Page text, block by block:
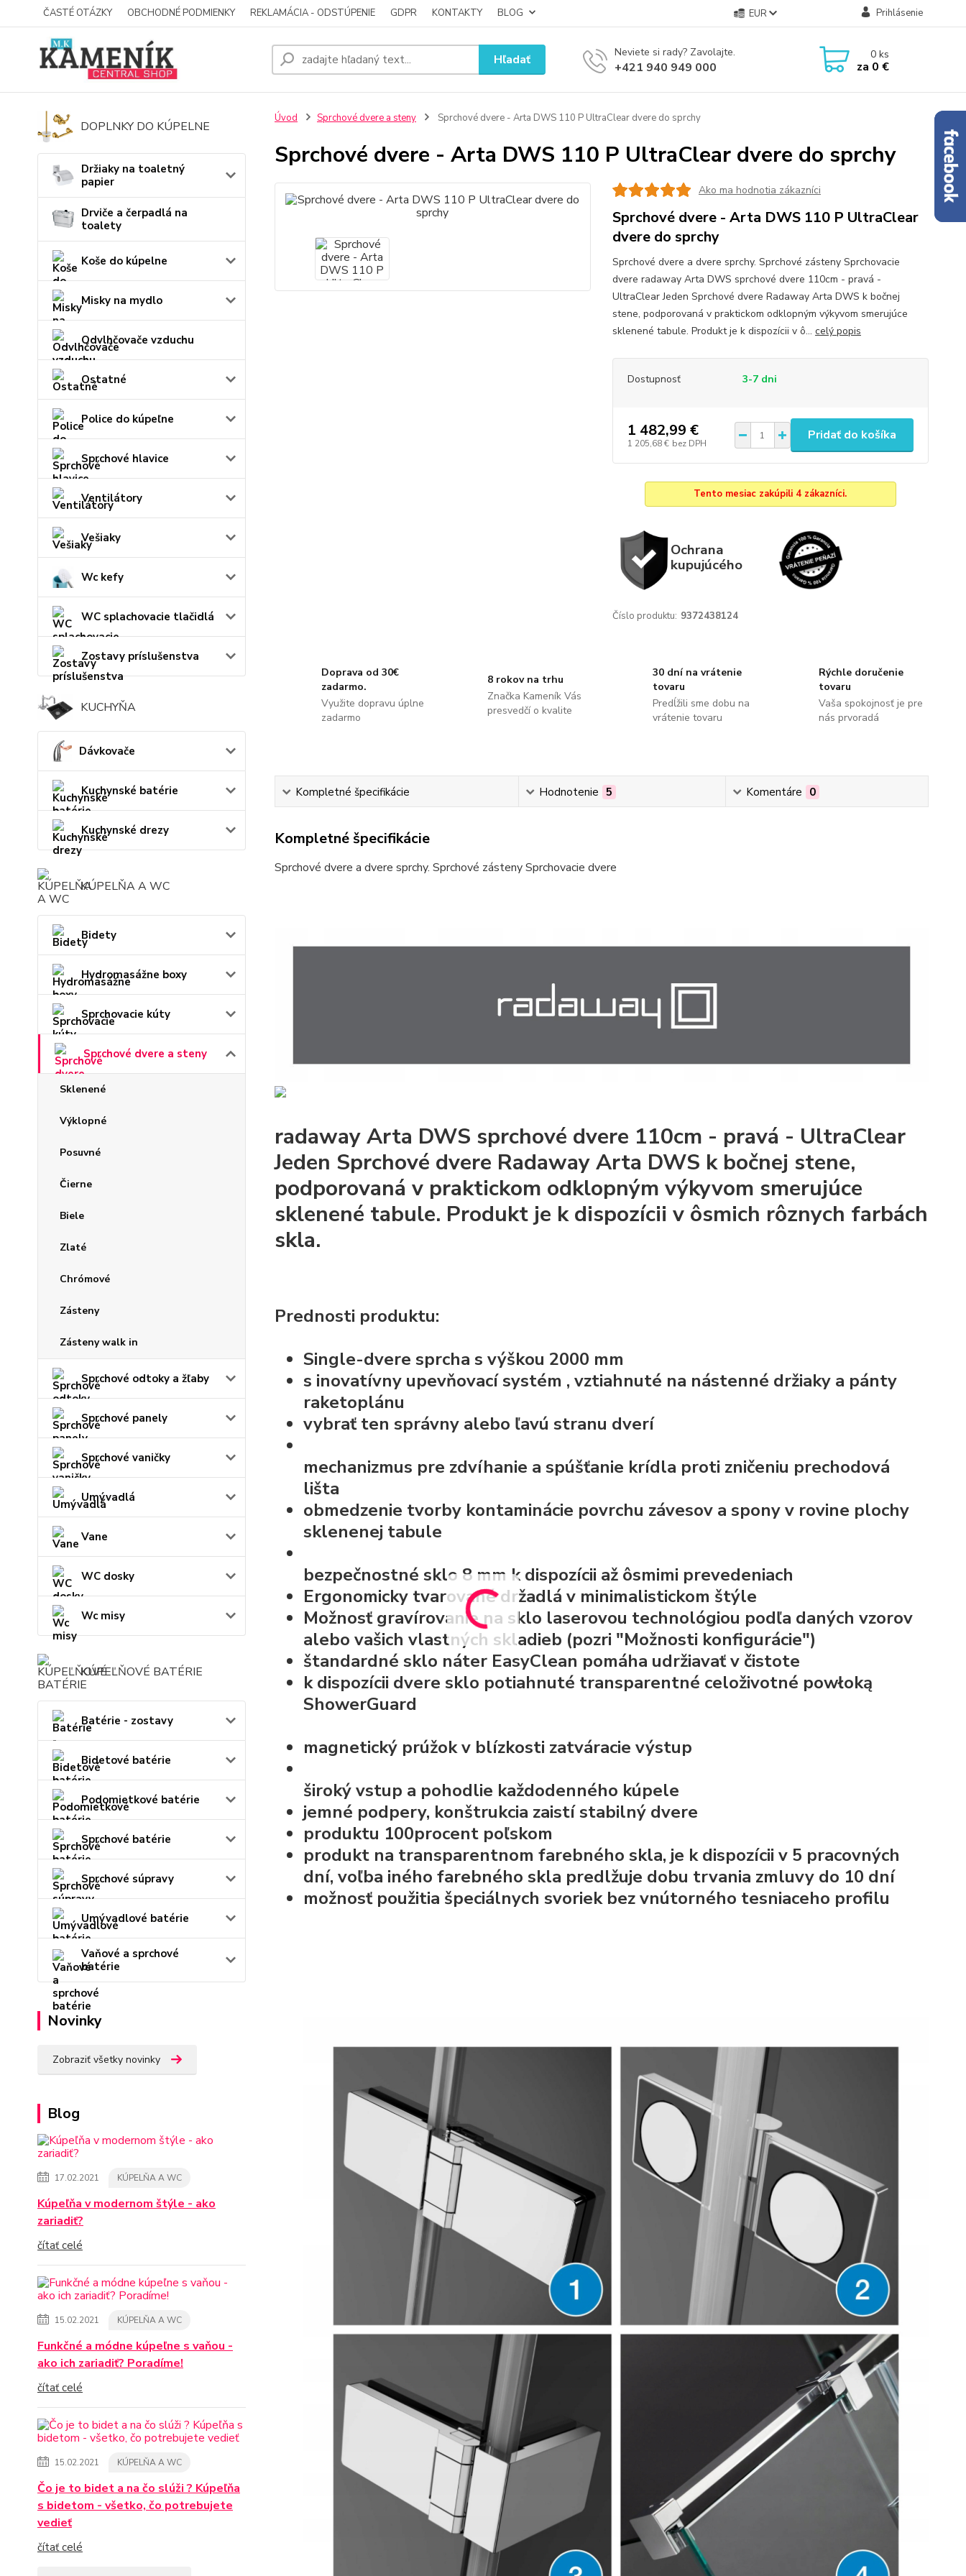
ČASTÉ OTÁZKY OBCHODNÉ PODMIENKY REKLAMÁCIA - ODSTÚPENIE GDPR KONTAKTY BLOG EUR Prihlásenie
Hľadať Neviete si rady? Zavolajte.
+421 940 949 000
0ks
za 0 €
DOPLNKY DO KÚPELNE
Držiaky na toaletný
papier
Drviče a čerpadlá na
toalety
Koše do kúpelne
Misky na mydlo
Odvlhčovače vzduchu
Ostatné
Police do kúpeľne
Sprchové hlavice
Ventilátory
Vešiaky
Wc kefy
WC splachovacie tlačidlá
Zostavy príslušenstva
KUCHYŇA
Dávkovače
Kuchynské batérie
Kuchynské drezy
KÚPELŇA A WC
Bidety
Hydromasážne boxy
Sprchovacie kúty
Sprchové dvere a steny
Sklenené
Výklopné
Posuvné
Čierne
Biele
Zlaté
Chrómové
Zásteny
Zásteny walk in
Sprchové odtoky a žľaby
Sprchové panely
Sprchové vaničky
Umývadlá
Vane
WC dosky
Wc misy
KÚPEĽŇOVÉ BATÉRIE
Batérie - zostavy
Bidetové batérie
Podomietkové batérie
Sprchové batérie
Sprchové súpravy
Umývadlové batérie
Vaňové a sprchové
batérie
Novinky
Zobraziť všetky novinky
Blog
17.02.2021 KÚPELŇA A WC
Kúpeľňa v modernom štýle - ako
zariadiť?
čítať celé
15.02.2021 KÚPELŇA A WC
Funkčné a módne kúpeľne s vaňou -
ako ich zariadiť? Poradíme!
čítať celé
15.02.2021 KÚPELŇA A WC
Čo je to bidet a na čo slúži ? Kúpeľňa
s bidetom - všetko, čo potrebujete
vedieť
čítať celé
Úvod Sprchové dvere a steny Sprchové dvere - Arta DWS 110 P UltraClear dvere do sprchy
Sprchové dvere - Arta DWS 110 P UltraClear dvere do sprchy
Ako ma hodnotia zákazníci
Sprchové dvere - Arta DWS 110 P UltraClear
dvere do sprchy
Sprchové dvere a dvere sprchy. Sprchové zásteny Sprchovacie
dvere radaway Arta DWS sprchové dvere 110cm - pravá -
UltraClear Jeden Sprchové dvere Radaway Arta DWS k bočnej
stene, podporovaná v praktickom odklopným výkyvom smerujúce
sklenené tabule. Produkt je k dispozícii v ô... celý popis
Dostupnosť 3-7 dni
1 482,99 €
1 205,68 € bez DPH
Pridať do košíka
Tento mesiac zakúpili 4 zákazníci.
Ochrana
kupujúcého
Číslo produktu: 9372438124
Doprava od 30€
zadarmo.
Využite dopravu úplne
zadarmo
8 rokov na trhu
Značka Kameník Vás
presvedčí o kvalite
30 dní na vrátenie
tovaru
Predĺžili sme dobu na
vrátenie tovaru
Rýchle doručenie
tovaru
Vaša spokojnosť je pre
nás prvoradá
Kompletné špecifikácie Hodnotenie 5 Komentáre 0
Kompletné špecifikácie
Sprchové dvere a dvere sprchy. Sprchové zásteny Sprchovacie dvere
radaway Arta DWS sprchové dvere 110cm - pravá - UltraClear
Jeden Sprchové dvere Radaway Arta DWS k bočnej stene,
podporovaná v praktickom odklopným výkyvom smerujúce
sklenené tabule. Produkt je k dispozícii v ôsmich rôznych farbách
skla.
Prednosti produktu:
Single-dvere sprcha s výškou 2000 mm
s inovatívny upevňovací systém , vztiahnuté na nástenné držiaky a pánty
raketoplánu
vybrať ten správny alebo ľavú stranu dverí
mechanizmus pre zdvíhanie a spúšťanie krídla proti zničeniu prechodová
lišta
obmedzenie tvorby kontaminácie povrchu závesov a spony v rovine plochy
sklenenej tabule
bezpečnostné sklo 8 mm k dispozícii až ôsmimi prevedeniach
Ergonomicky tvarované držadlá v minimalistickom štýle
Možnosťgravírovanie na sklo laserovou technológiou podľa daných vzorov
alebo vašich vlastných skladieb (pozri "Možnosti konfigurácie")
štandardné sklo náter EasyClean pomáha udržiavať v čistote
k dispozícii dvere sklo potiahnuté transparentné celoživotné powłoką
ShowerGuard
magnetický prúžok v blízkosti zatváracie výstup
široký vstup a pohodlie každodenného kúpele
jemné podpery, konštrukcia zaistí stabilný dvere
produktu 100procent poľskom
produkt na transparentnom farebného skla, je k dispozícii v 5 pracovných
dní, voľba iného farebného skla predlžuje dobu trvania zmluvy do 10 dní
možnosť použitia špeciálnych svoriek bez vnútorného tesniaceho profilu